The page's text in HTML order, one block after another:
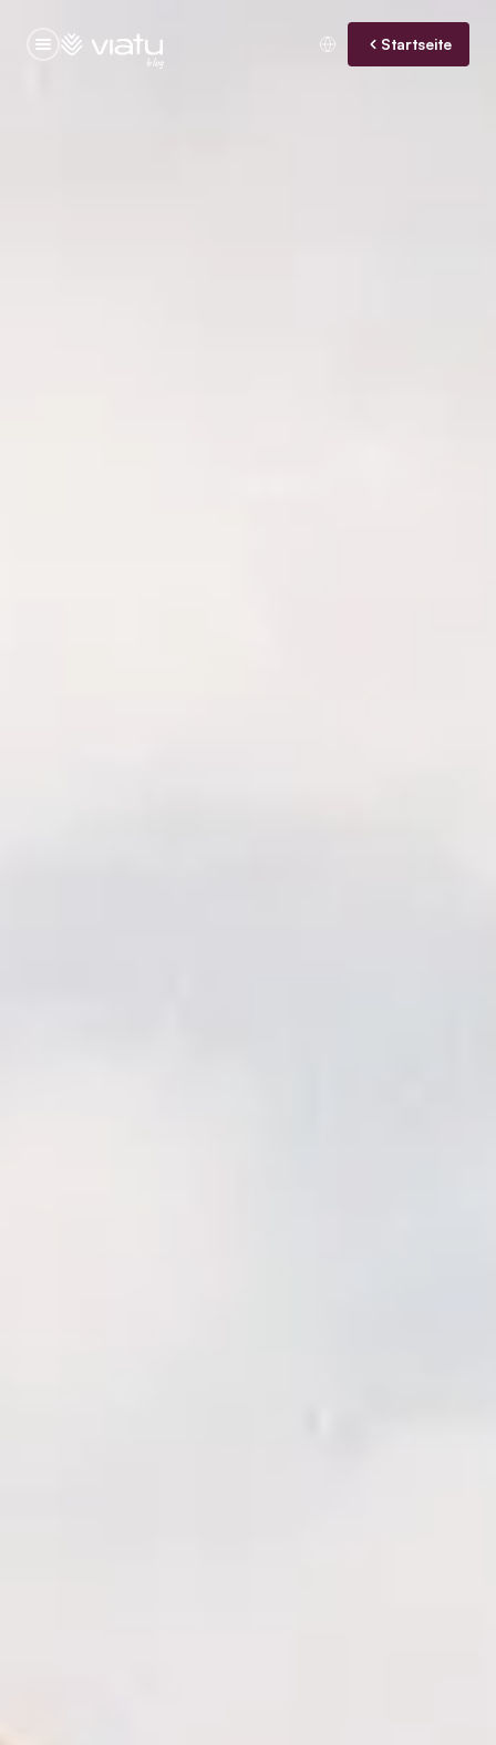
blog
Startseite